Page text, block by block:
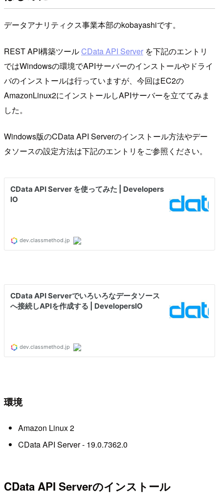
データアナリティクス事業本部のkobayashiです。
REST API構築ツールCData API Server を下記のエントリ
ではWindowsの環境でAPIサーバーのインストールやドライ
バのインストールは行っていますが、今回はEC2の
AmazonLinux2にインストールしAPIサーバーを立ててみま
した。
Windows版のCData API Serverのインストール方法やデー
タソースの設定方法は下記のエントリをご参照ください。
環境
Amazon Linux 2
CData API Server - 19.0.7362.0
CData API Serverのインストール